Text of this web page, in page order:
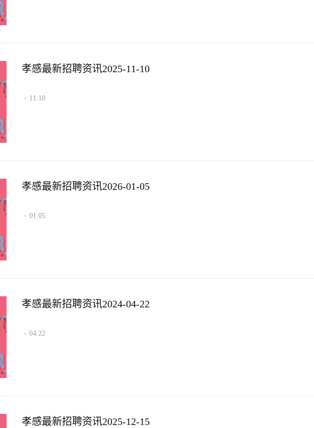
孝感最新招聘资讯2025-11-10
· 11.10
孝感最新招聘资讯2026-01-05
· 01.05
孝感最新招聘资讯2024-04-22
· 04.22
孝感最新招聘资讯2025-12-15